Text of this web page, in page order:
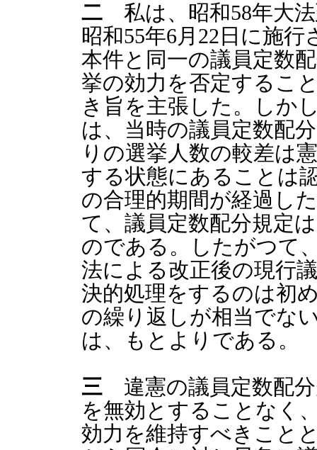
二 私は、昭和58年大
昭和55年6月22日に施
本件と同一の議員定数
挙の効力を否定するこ
き旨を主張した。しか
は、当時の議員定数配
りの選挙人数の較差は
する状態にあることは
の合理的期間が経過し
て、議員定数配分規定
のである。したがつて
法による改正後の現行
決的処理をするのは初
の繰り返しが相当でな
は、もとよりである。
三 違憲の議員定数配
を無効とすることなく
効力を維持すべきこと